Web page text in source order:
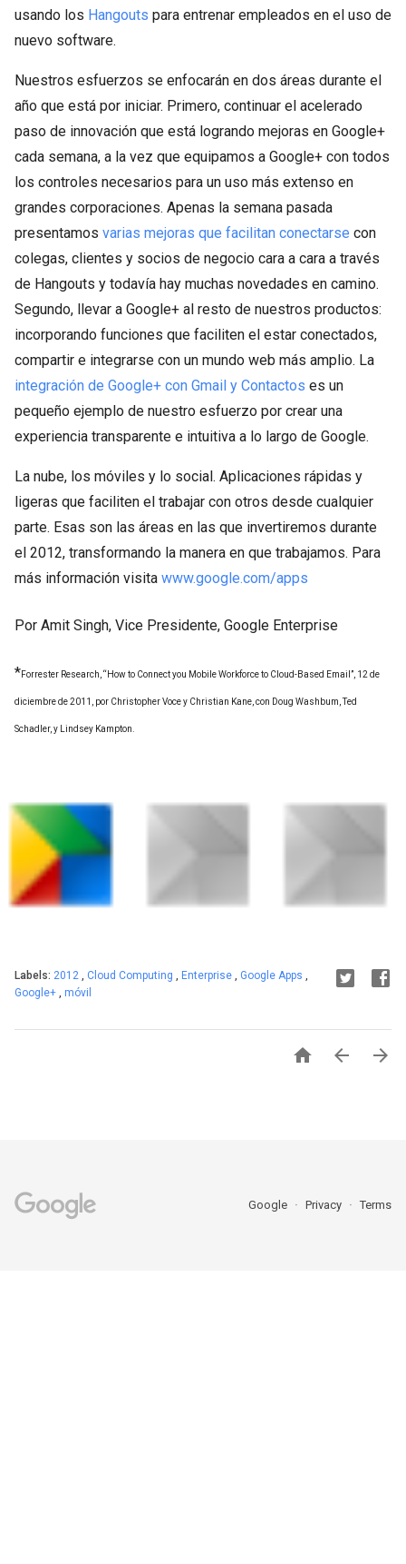
usando los Hangouts para entrenar empleados en el uso de
nuevo software.
Nuestros esfuerzos se enfocarán en dos áreas durante el
año que está por iniciar. Primero, continuar el acelerado
paso de innovación que está logrando mejoras en Google+
cada semana, a la vez que equipamos a Google+ con todos
los controles necesarios para un uso más extenso en
grandes corporaciones. Apenas la semana pasada
presentamos varias mejoras que facilitan conectarse con
colegas, clientes y socios de negocio cara a cara a través
de Hangouts y todavía hay muchas novedades en camino.
Segundo, llevar a Google+ al resto de nuestros productos:
incorporando funciones que faciliten el estar conectados,
compartir e integrarse con un mundo web más amplio. La
integración de Google+ con Gmail y Contactos es un
pequeño ejemplo de nuestro esfuerzo por crear una
experiencia transparente e intuitiva a lo largo de Google.
La nube, los móviles y lo social. Aplicaciones rápidas y
ligeras que faciliten el trabajar con otros desde cualquier
parte. Esas son las áreas en las que invertiremos durante
el 2012, transformando la manera en que trabajamos. Para
más información visita www.google.com/apps
Por Amit Singh, Vice Presidente, Google Enterprise
*Forrester Research, “How to Connect you Mobile Workforce to Cloud-Based Email”, 12 de
diciembre de 2011, por Christopher Voce y Christian Kane, con Doug Washbum, Ted
Schadler, y Lindsey Kampton.
Labels: 2012 , Cloud Computing , Enterprise , Google Apps ,
Google+ , móvil
  
Google Privacy Terms